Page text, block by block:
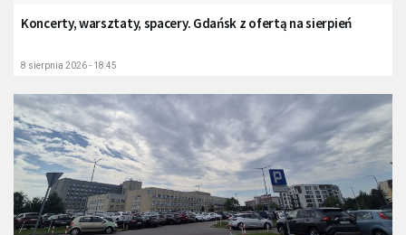
Koncerty, warsztaty, spacery. Gdańsk z ofertą na sierpień
8 sierpnia 2026 - 18:45